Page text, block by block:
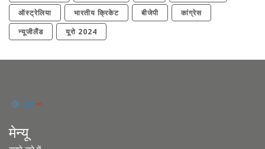
ऑस्ट्रेलिया
भारतीय क्रिकेट बीजेपी
कांग्रेस
न्यूजीलैंड
यूरो 2024
मेन्यू